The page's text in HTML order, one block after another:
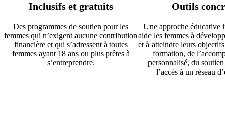
Inclusifs et gratuits
Des programmes de soutien pour les
femmes qui n’exigent aucune contribution
financière et qui s’adressent à toutes
femmes ayant 18 ans ou plus prêtes à
s’entreprendre.
Outils
Une approche éducative
aide les femmes à
et à atteindre leurs
formation, de
personnalisé, du
l’accès à un réseau